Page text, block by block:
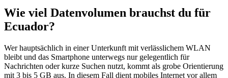
Wie viel Datenvolumen brauchst du für
Ecuador?
Wer hauptsächlich in einer Unterkunft mit verlässlichem WLAN
bleibt und das Smartphone unterwegs nur gelegentlich für
Nachrichten oder kurze Suchen nutzt, kommt als grobe Orientierung
mit 3 bis 5 GB aus. In diesem Fall dient mobiles Internet vor allem